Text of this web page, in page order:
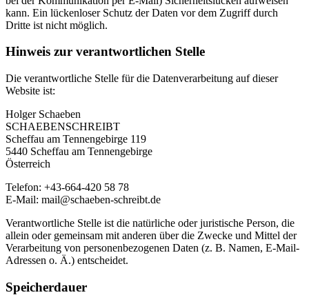
kann. Ein lückenloser Schutz der Daten vor dem Zugriff durch
Dritte ist nicht möglich.
Hinweis zur verantwortlichen Stelle
Die verantwortliche Stelle für die Datenverarbeitung auf dieser
Website ist:
Holger Schaeben
SCHAEBENSCHREIBT
Scheffau am Tennengebirge 119
5440 Scheffau am Tennengebirge
Österreich
Telefon: +43-664-420 58 78
E-Mail: mail@schaeben-schreibt.de
Verantwortliche Stelle ist die natürliche oder juristische Person, die
allein oder gemeinsam mit anderen über die Zwecke und Mittel der
Verarbeitung von personenbezogenen Daten (z. B. Namen, E-Mail-
Adressen o. Ä.) entscheidet.
Speicherdauer